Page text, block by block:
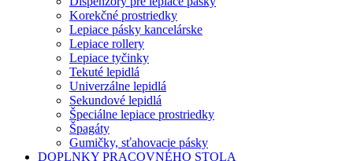
Korekčné prostriedky
Lepiace pásky kancelárske
Lepiace rollery
Lepiace tyčinky
Tekuté lepidlá
Univerzálne lepidlá
Sekundové lepidlá
Špeciálne lepiace prostriedky
Špagáty
Gumičky, sťahovacie pásky
DOPLNKY PRACOVNÉHO STOLA